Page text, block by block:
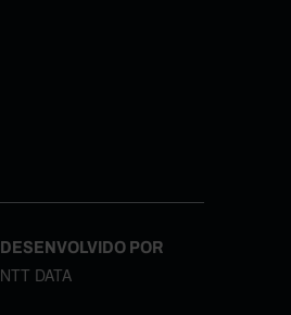
DESENVOLVIDO POR
NTT DATA